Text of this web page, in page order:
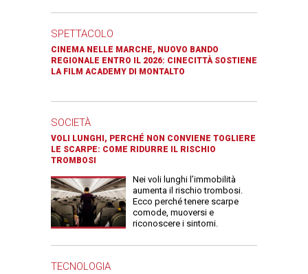
SPETTACOLO
CINEMA NELLE MARCHE, NUOVO BANDO
REGIONALE ENTRO IL 2026: CINECITTÀ SOSTIENE
LA FILM ACADEMY DI MONTALTO
SOCIETÀ
VOLI LUNGHI, PERCHÉ NON CONVIENE TOGLIERE
LE SCARPE: COME RIDURRE IL RISCHIO
TROMBOSI
Nei voli lunghi l’immobilità
aumenta il rischio trombosi.
Ecco perché tenere scarpe
comode, muoversi e
riconoscere i sintomi.
TECNOLOGIA